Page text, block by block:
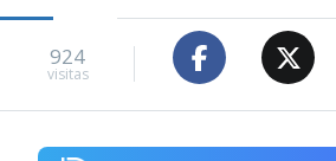
924
visitas